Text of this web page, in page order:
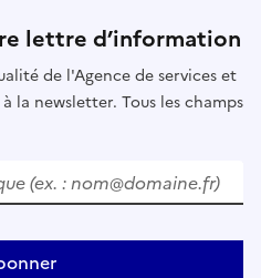
lettre d’information
de l'Agence de services et
la newsletter. Tous les champs
(ex. : nom@domaine.fr)